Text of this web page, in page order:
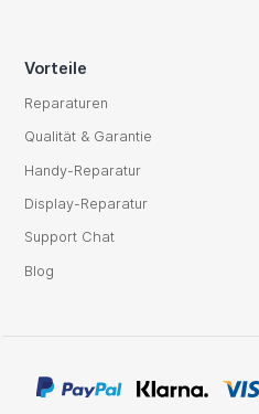
Vorteile
Reparaturen
Qualität & Garantie
Handy-Reparatur
Display-Reparatur
Support Chat
Blog